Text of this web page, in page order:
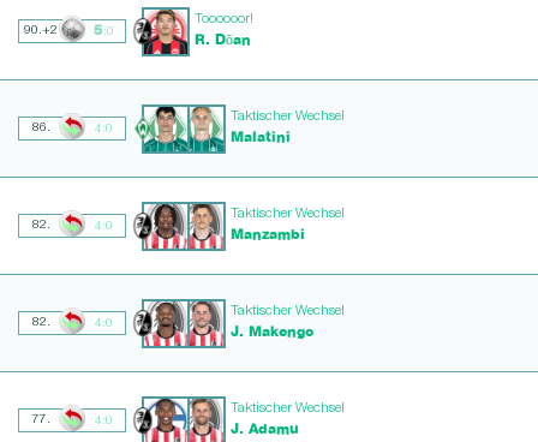
90.+2 5 :0
Toooooor!
R. Dōan
86. 4:0
Taktischer Wechsel
Malatini
82. 4:0
Taktischer Wechsel
Manzambi
82. 4:0
Taktischer Wechsel
J. Makengo
77. 4:0
Taktischer Wechsel
J. Adamu